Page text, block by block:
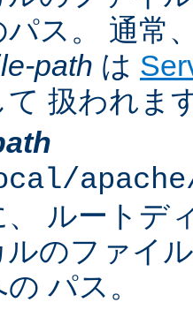
パス。 通常
path は
扱われま
ルートデ
ルのファイ
パス。